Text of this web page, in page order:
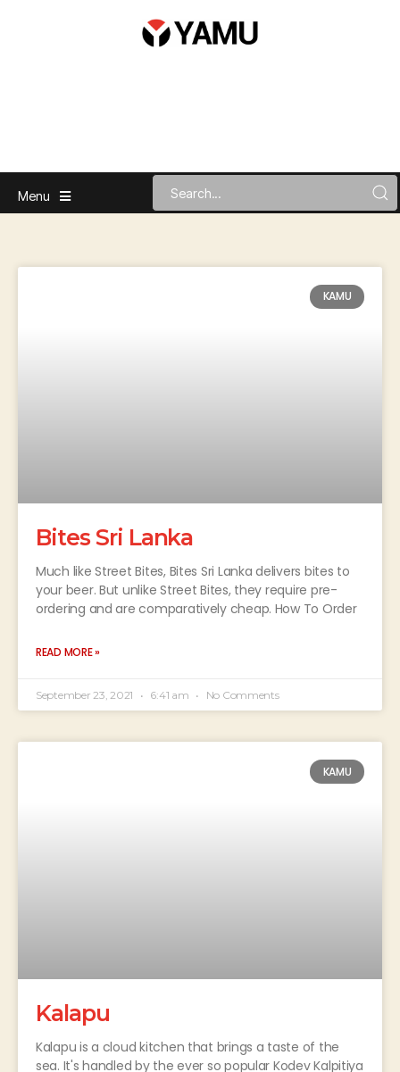
Menu
KAMU
Bites Sri Lanka
Much like Street Bites, Bites Sri Lanka delivers bites to
your beer. But unlike Street Bites, they require pre-
ordering and are comparatively cheap. How To Order
READ MORE »
September 23, 2021 6:41 am No Comments
KAMU
Kalapu
Kalapu is a cloud kitchen that brings a taste of the
sea. It's handled by the ever so popular Kodev Kalpitiya